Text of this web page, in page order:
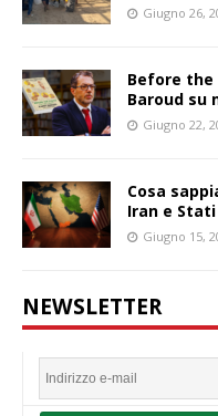
Giugno 26,
Before the
Baroud su
Giugno 22,
Cosa
Iran e
Giugno 15,
NEWSLETTER